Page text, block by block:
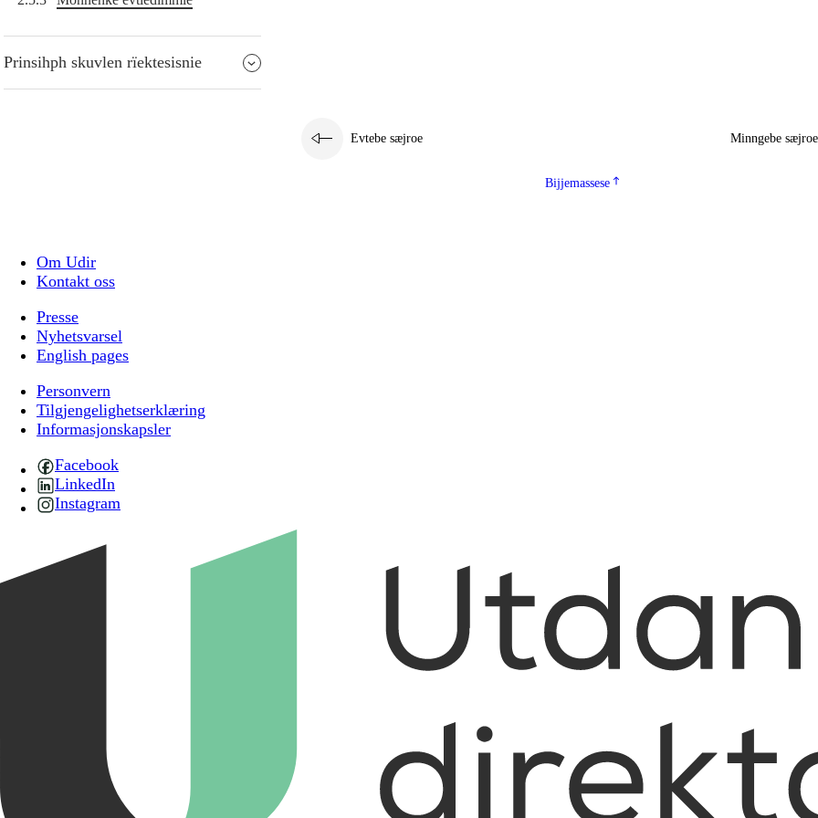
Prinsihph skuvlen rïektesisnie
Evtebe sæjroe Minngebe sæjroe
Bijjemassese
Om Udir
Kontakt oss
Presse
Nyhetsvarsel
English pages
Personvern
Tilgjengelighetserklæring
Informasjonskapsler
Facebook
LinkedIn
Instagram